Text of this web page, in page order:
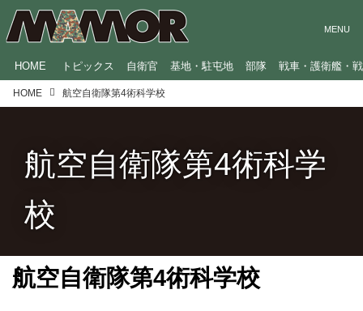
HOME トピックス 自衛官 基地・駐屯地 部隊 戦車・護衛艦・
HOME 航空自衛隊第4術科学校
航空自衛隊第4術科学
校
航空自衛隊第4術科学校